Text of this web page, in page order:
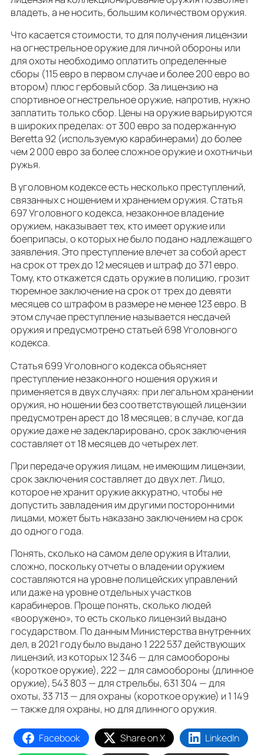
владеть, а не носить, большим количеством оружия.
Что касается стоимости, то для получения лицензии
на огнестрельное оружие для личной обороны или
для охоты необходимо оплатить определенные
сборы (115 евро в первом случае и более 200 евро во
втором) плюс гербовый сбор. За лицензию на
спортивное огнестрельное оружие, напротив, нужно
заплатить только сбор. Цены на оружие варьируются
в широких пределах: от 300 евро за подержанную
Beretta 92 (используемую карабинерами) до более
чем 2 000 евро за более сложное оружие и охотничьи
ружья.
В уголовном кодексе есть несколько преступлений,
связанных с ношением и хранением оружия. Статья
697 Уголовного кодекса, незаконное владение
оружием, наказывает тех, кто имеет оружие или
боеприпасы, о которых не было подано надлежащего
заявления. Это преступление влечет за собой арест
на срок от трех до 12 месяцев и штраф до 371 евро.
Тому, кто откажется сдать оружие в полицию, грозит
тюремное заключение на срок от трех до девяти
месяцев со штрафом в размере не менее 123 евро. В
этом случае преступление называется несдачей
оружия и предусмотрено статьей 698 Уголовного
кодекса.
Статья 699 Уголовного кодекса объясняет
преступление незаконного ношения оружия и
применяется в двух случаях: при легальном хранении
оружия, но ношении без соответствующей лицензии
предусмотрен арест до 18 месяцев; в случае, когда
оружие даже не задекларировано, срок заключения
составляет от 18 месяцев до четырех лет.
При передаче оружия лицам, не имеющим лицензии,
срок заключения составляет до двух лет. Лицо,
которое не хранит оружие аккуратно, чтобы не
допустить завладения им другими посторонними
лицами, может быть наказано заключением на срок
до одного года.
Понять, сколько на самом деле оружия в Италии,
сложно, поскольку отчеты о владении оружием
составляются на уровне полицейских управлений
или даже на уровне отдельных участков
карабинеров. Проще понять, сколько людей
«вооружено», то есть сколько лицензий выдано
государством. По данным Министерства внутренних
дел, в 2021 году было выдано 1 222 537 действующих
лицензий, из которых 12 346 — для самообороны
(короткое оружие), 222 — для самообороны (длинное
оружие), 543 803 — для стрельбы, 631 304 — для
охоты, 33 713 — для охраны (короткое оружие) и 1 149
— также для охраны, но для длинного оружия.
Facebook Share on X
LinkedIn